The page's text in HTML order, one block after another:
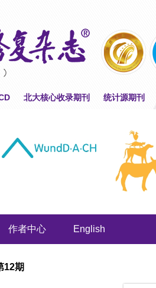
北大核心收录期刊 统计源期刊
作者中心 English
12期